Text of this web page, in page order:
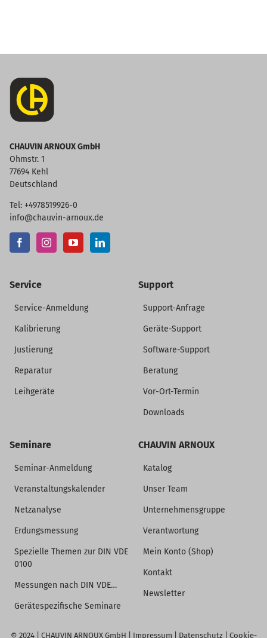
CHAUVIN ARNOUX GmbH
Ohmstr. 1
77694 Kehl
Deutschland
Tel: +4978519926-0
info@chauvin-arnoux.de
Service
Service-Anmeldung
Kalibrierung
Justierung
Reparatur
Leihgeräte
Support
Support-Anfrage
Geräte-Support
Software-Support
Beratung
Vor-Ort-Termin
Downloads
Seminare
Seminar-Anmeldung
Veranstaltungskalender
Netzanalyse
Erdungsmessung
Spezielle Themen zur DIN VDE
0100
Messungen nach DIN VDE…
Gerätespezifische Seminare
CHAUVIN ARNOUX
Katalog
Unser Team
Unternehmensgruppe
Verantwortung
Mein Konto (Shop)
Kontakt
Newsletter
© 2024 | CHAUVIN ARNOUX GmbH Impressum Datenschutz| Cookie-